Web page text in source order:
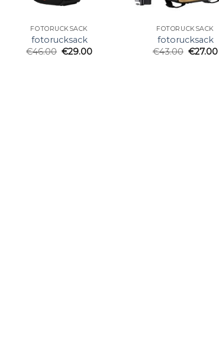
FOTORUCKSACK
fotorucksack
€46.00 €29.00
FOTORUCKSACK
fotorucksack
€43.00 €27.00